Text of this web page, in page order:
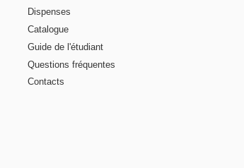
Dispenses
Catalogue
Guide de l'étudiant
Questions fréquentes
Contacts